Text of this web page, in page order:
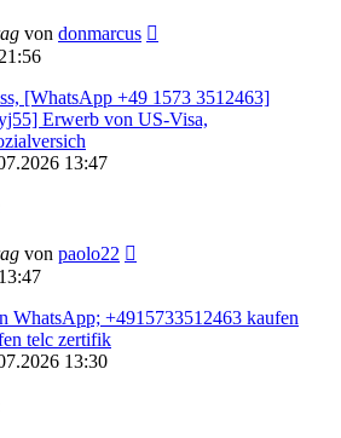
von donmarcus
[WhatsApp +49 1573 3512463]
Erwerb von US-Visa,
13:47
von paolo22
WhatsApp; +4915733512463 kaufen
telc zertifik
13:30